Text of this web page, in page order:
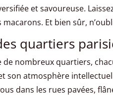
et savoureuse.
Et bien sûr,
quartiers
de nombreux quartiers,
son atmosphère
dans les rues pavées,